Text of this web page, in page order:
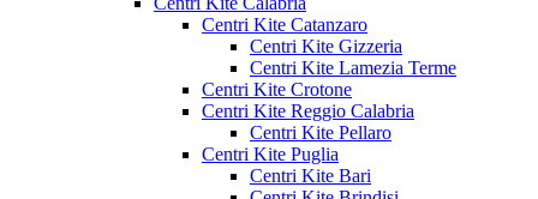
Centri Kite Catanzaro
Centri Kite Gizzeria
Centri Kite Lamezia Terme
Centri Kite Crotone
Centri Kite Reggio Calabria
Centri Kite Pellaro
Centri Kite Puglia
Centri Kite Bari